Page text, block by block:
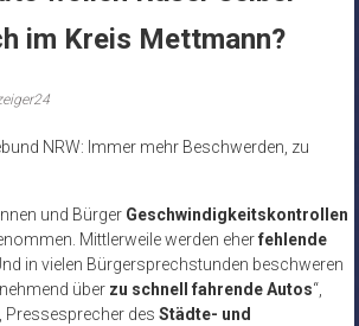
im Kreis Mettmann?
NRW: Immer mehr Beschwerden, zu
und Bürger Geschwindigkeitskontrollen
Mittlerweile werden eherfehlende
in vielen Bürgersprechstunden beschweren
über zu schnell fahrende Autos“,
, Pressesprecher des Städte- und